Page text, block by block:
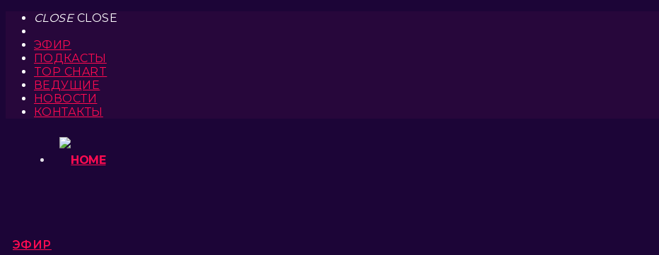
CLOSECLOSE
ЭФИР
ПОДКАСТЫ
TOP CHART
ВЕДУЩИЕ
НОВОСТИ
КОНТАКТЫ
ЭФИР